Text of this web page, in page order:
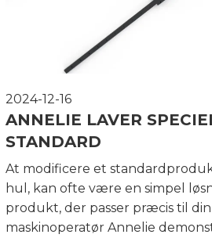
2024-12-16
ANNELIE LAVER
STANDARD
At modificere et
hul, kan ofte være en simpel
produkt, der passer præcis til
maskinoperatør Annelie